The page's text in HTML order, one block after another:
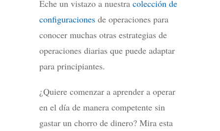
Eche un vistazo a nuestra colección de
configuraciones de operaciones para
conocer muchas otras estrategias de
operaciones diarias que puede adaptar
para principiantes.
¿Quiere comenzar a aprender a operar
en el día de manera competente sin
gastar un chorro de dinero? Mira esta